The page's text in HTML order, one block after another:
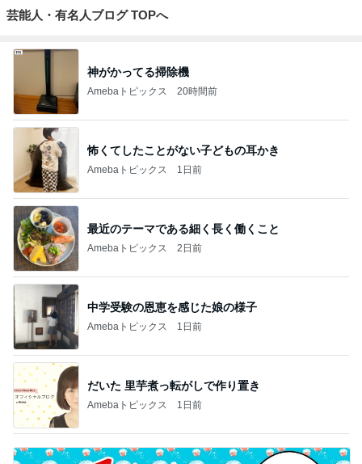
芸能人・有名人ブログ TOPへ
神がかってる掃除機
Amebaトピックス 20時間前
怖くてしたことがない子どもの耳かき
Amebaトピックス 1日前
最近のテーマである細く長く働くこと
Amebaトピックス 2日前
中学受験の恩恵を感じた娘の様子
Amebaトピックス 1日前
だいた 里芋煮っ転がしで作り置き
Amebaトピックス 1日前